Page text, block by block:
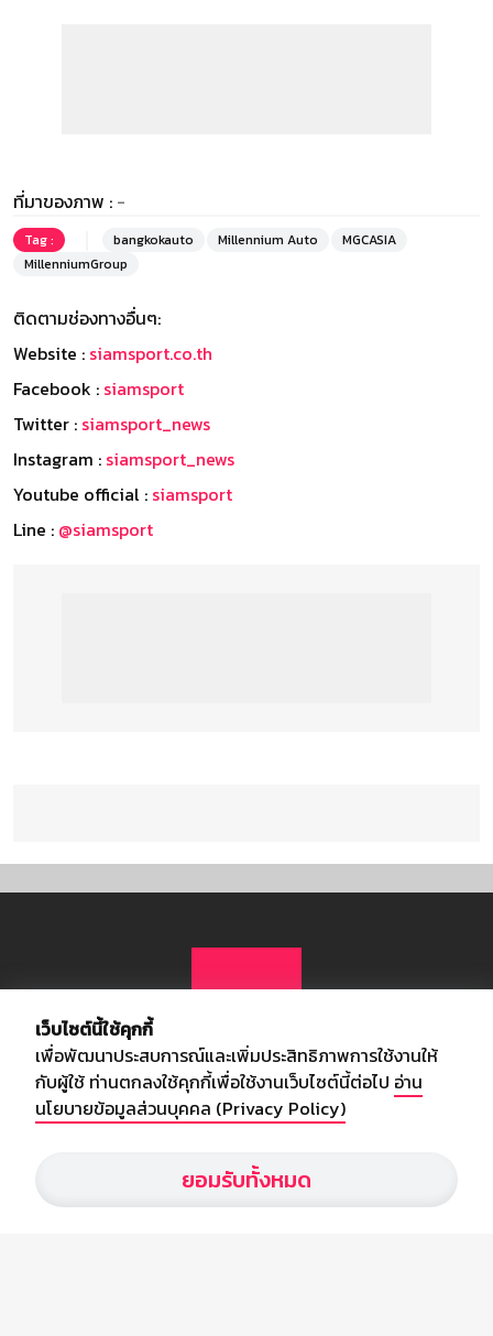
ที่มาของภาพ : -
Tag : bangkokauto Millennium Auto
MGCASIA
MillenniumGroup
ติดตามช่องทางอื่นๆ:
Website : siamsport.co.th
Facebook : siamsport
Twitter : siamsport_news
Instagram : siamsport_news
Youtube official : siamsport
Line : @siamsport
เกี่ยวกับเรา
อัพเดทข่าวสารวงการกีฬา ฟุตบอล ผลบอล ผลฟุตบอลทั่วโลก ฟรีเมียร์
ลีก ไทยลีก ฟุตบอลโลก ยูฟ่าแซมเปี้ยนส์ลีก พร้อมทั้งวิเคราะห์บอล จาก
เว็บไซต์นี้ใช้คุกกี้
เพื่อพัฒนาประสบการณ์และเพิ่มประสิทธิภาพการใช้งานให้
กับผู้ใช้ ท่านตกลงใช้คุกกี้เพื่อใช้งานเว็บไซต์นี้ต่อไป อ่าน
นโยบายข้อมูลส่วนบุคคล (Privacy Policy)
ยอมรับทั้งหมด